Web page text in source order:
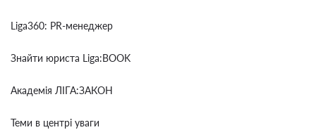
Liga360: PR-менеджер
Знайти юриста Liga:BOOK
Академія ЛІГА:ЗАКОН
Теми в центрі уваги